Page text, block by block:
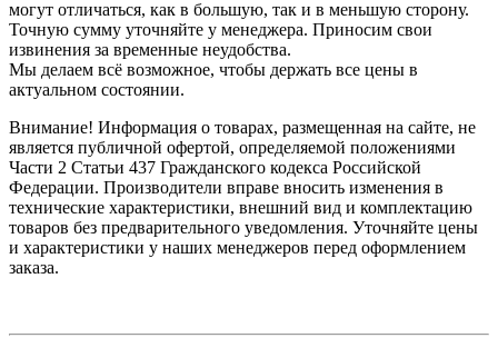
могут отличаться, как в большую, так и в меньшую сторону.
Точную сумму уточняйте у менеджера. Приносим свои
извинения за временные неудобства.
Мы делаем всё возможное, чтобы держать все цены в
актуальном состоянии.
Внимание! Информация о товарах, размещенная на сайте, не
является публичной офертой, определяемой положениями
Части 2 Статьи 437 Гражданского кодекса Российской
Федерации. Производители вправе вносить изменения в
технические характеристики, внешний вид и комплектацию
товаров без предварительного уведомления. Уточняйте цены
и характеристики у наших менеджеров перед оформлением
заказа.